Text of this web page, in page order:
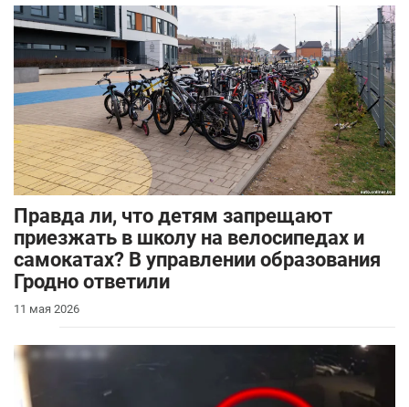
Правда ли, что детям запрещают
приезжать в школу на велосипедах и
самокатах? В управлении образования
Гродно ответили
11 мая 2026